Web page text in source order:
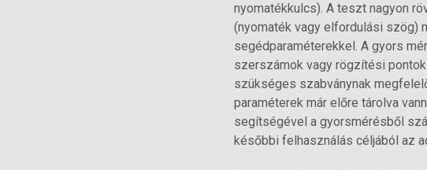
nyomatékkulcs). A teszt nagyon
(nyomaték vagy elfordulási szög)
segédparaméterekkel. A gyors
szerszámok vagy rögzítési
szükséges szabványnak
paraméterek már előre tárolva
segítségével a gyorsmérésből
későbbi felhasználás céljából az